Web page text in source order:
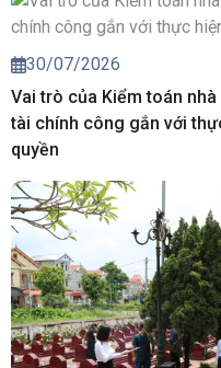
30/07/2026
Vai trò của Kiểm toán
tài chính công gắn với
quyền